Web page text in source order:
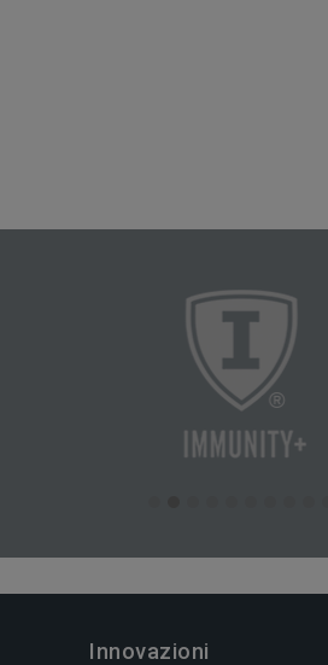
Innovazioni